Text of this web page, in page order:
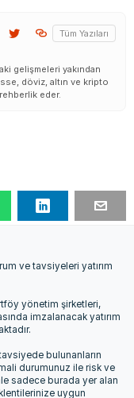
Tüm Yazıları
gelişmeleri yakından
döviz, altın ve kripto
eder.
ve tavsiyeleri yatırım
yönetim şirketleri,
imzalanacak yatırım
bulunanların
durumunuz ile risk ve
sadece burada yer alan
uygun